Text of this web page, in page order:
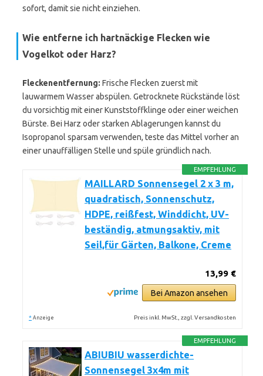
sofort, damit sie nicht einziehen.
Wie entferne ich hartnäckige Flecken wie
Vogelkot oder Harz?
Fleckenentfernung: Frische Flecken zuerst mit
lauwarmem Wasser abspülen. Getrocknete Rückstände löst
du vorsichtig mit einer Kunststoffklinge oder einer weichen
Bürste. Bei Harz oder starken Ablagerungen kannst du
Isopropanol sparsam verwenden, teste das Mittel vorher an
einer unauffälligen Stelle und spüle gründlich nach.
EMPFEHLUNG
MAILLARD Sonnensegel 2 x 3 m,
quadratisch, Sonnenschutz,
HDPE, reißfest, Winddicht, UV-
beständig, atmungsaktiv, mit
Seil,für Gärten, Balkone, Creme
13,99 €
Bei Amazon ansehen
* Anzeige Preis inkl. MwSt., zzgl. Versandkosten
EMPFEHLUNG
ABIUBIU wasserdichte-
Sonnensegel 3x4m mit